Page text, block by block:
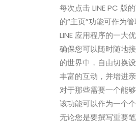
每次点击 LINE PC 版
的“主页”功能可作为
LINE 应用程序的一大
确保您可以随时随地
的世界中，自由切换
丰富的互动，并增进
对于那些需要一个能
该功能可以作为一个
无论您是要撰写重要